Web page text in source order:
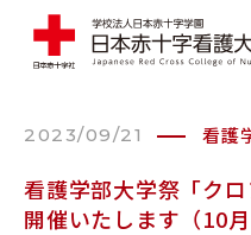
ABOUT
2023/09/21 看護
看護学部大学祭「ク
開催いたします（10月